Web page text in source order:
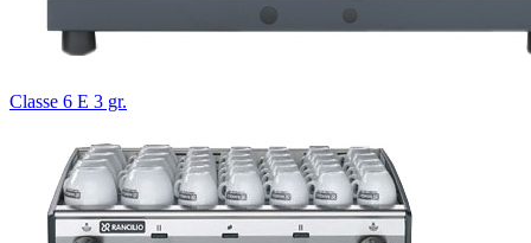
Classe 6 E 3 gr.